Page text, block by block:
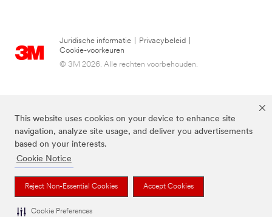
This website uses cookies on your device to enhance site
navigation, analyze site usage, and deliver you advertisements
based on your interests.
Cookie Notice
Reject Non-Essential Cookies Accept Cookies
Cookie Preferences
Juridische informatie Privacybeleid
Cookie-voorkeuren
© 3M 2026. Alle rechten voorbehouden.
3M, Post-it® en de kleur Canary Yellow™ zijn handelsmerken van 3M.